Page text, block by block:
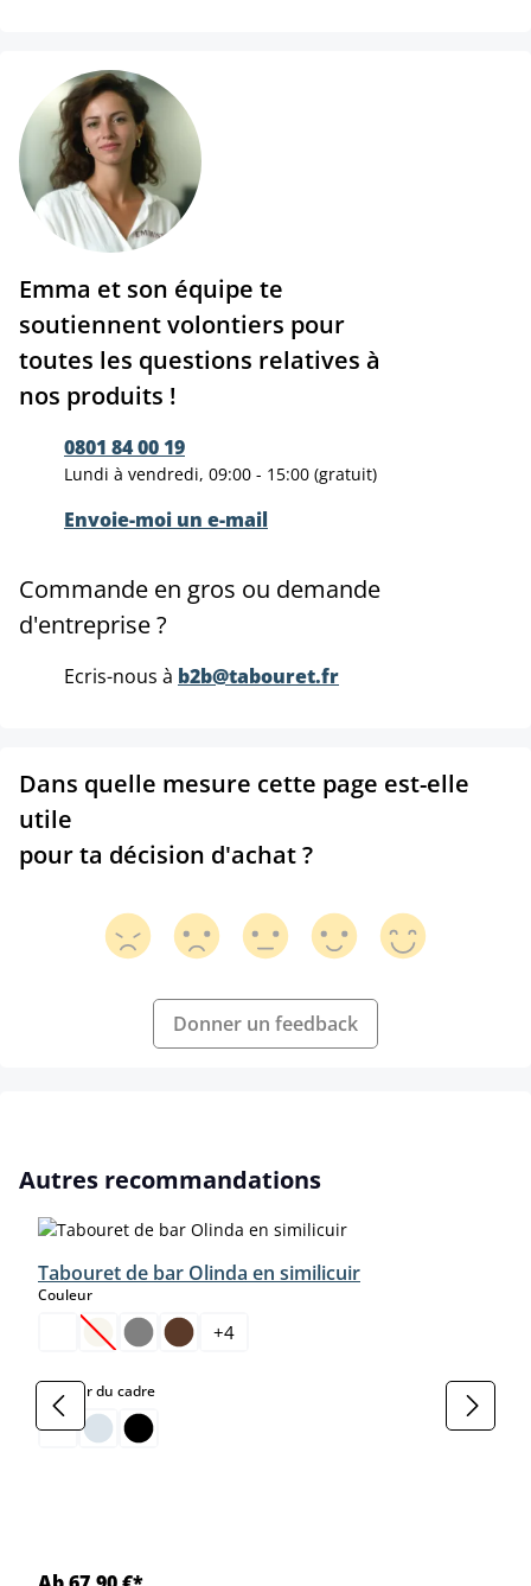
Emma et son équipe te
soutiennent volontiers pour
toutes les questions relatives à
nos produits !
0801 84 00 19
Lundi à vendredi, 09:00 - 15:00 (gratuit)
Envoie-moi un e-mail
Commande en gros ou demande
d'entreprise ?
Ecris-nous à b2b@tabouret.fr
Dans quelle mesure cette page est-elle
utile
pour ta décision d'achat ?
Donner un feedback
Ignorer la galerie de produits
Autres recommandations
Tabouret de bar Olinda en similicuir
Couleurselect
(Cette option n'est pas disponible pour le moment.)
+4
Couleur du cadreselect